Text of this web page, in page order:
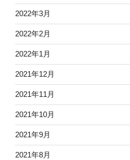
2022年3月
2022年2月
2022年1月
2021年12月
2021年11月
2021年10月
2021年9月
2021年8月